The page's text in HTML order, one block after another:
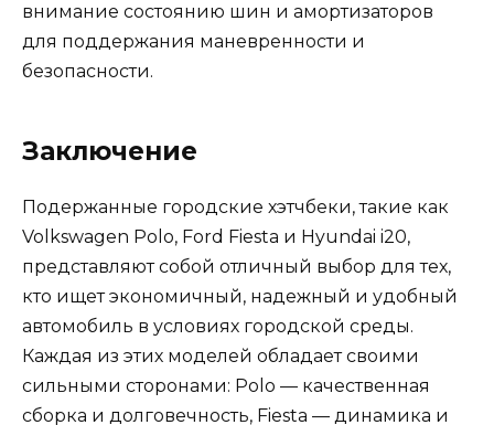
внимание состоянию шин и амортизаторов
для поддержания маневренности и
безопасности.
Заключение
Подержанные городские хэтчбеки, такие как
Volkswagen Polo, Ford Fiesta и Hyundai i20,
представляют собой отличный выбор для тех,
кто ищет экономичный, надежный и удобный
автомобиль в условиях городской среды.
Каждая из этих моделей обладает своими
сильными сторонами: Polo — качественная
сборка и долговечность, Fiesta — динамика и